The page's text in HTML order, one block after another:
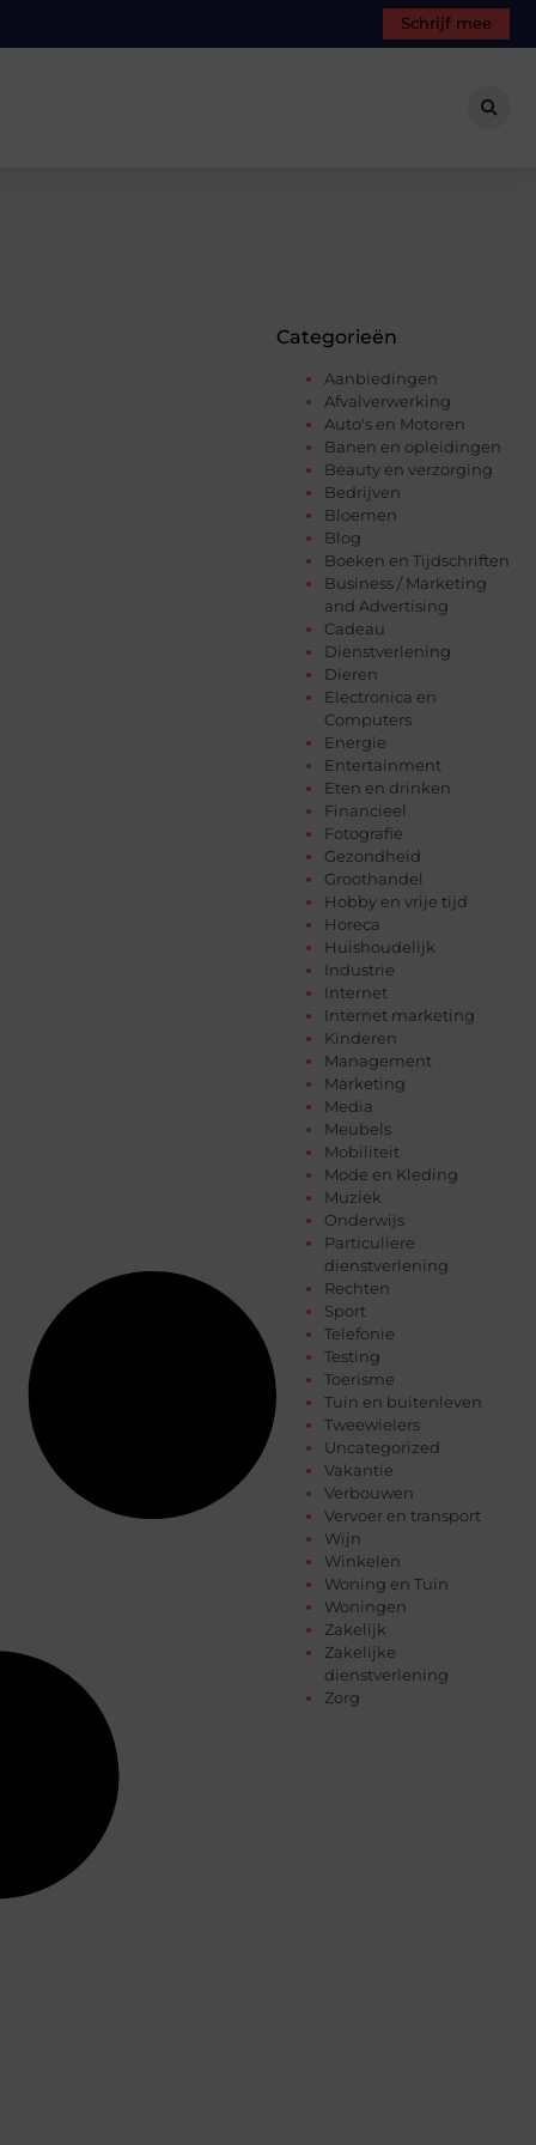
Schrijf mee
Categorieën
Aanbiedingen
Afvalverwerking
Auto's en Motoren
Banen en opleidingen
Beauty en verzorging
Bedrijven
Bloemen
Blog
Boeken en Tijdschriften
Business / Marketing
and Advertising
Cadeau
Dienstverlening
Dieren
Electronica en
Computers
Energie
Entertainment
Eten en drinken
Financieel
Fotografie
Gezondheid
Groothandel
Hobby en vrije tijd
Horeca
Huishoudelijk
Industrie
Internet
Internet marketing
Kinderen
Management
Marketing
Media
Meubels
Mobiliteit
Mode en Kleding
Muziek
Onderwijs
Particuliere
dienstverlening
Rechten
Sport
Telefonie
Testing
Toerisme
Tuin en buitenleven
Tweewielers
Uncategorized
Vakantie
Verbouwen
Vervoer en transport
Wijn
Winkelen
Woning en Tuin
Woningen
Zakelijk
Zakelijke
dienstverlening
Zorg